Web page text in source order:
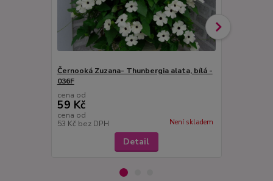
Černooká Zuzana- Thunbergia alata, bílá -
036F
cena od
59 Kč
cena od
53 Kč bez DPH Není skladem
Detail